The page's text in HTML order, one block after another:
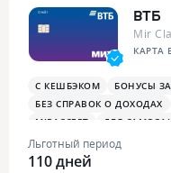
ВТБ
Mir
КАРТА
С КЕШБЭКОМ БОНУСЫ
БЕЗ СПРАВОК О ДОХОДАХ
MIRACCEPT
ДЛЯ
ПЛАТЕЖНЫЙ СТИКЕР
Льготный период
110 дней